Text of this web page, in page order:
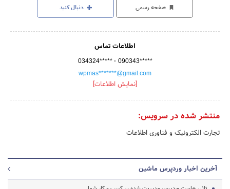
صفحه رسمی دنبال کنید
اطلاعات تماس
034324***** - 090343*****
wpmas*******@gmail.com
[نمایش اطلاعات]
منتشر شده در سرویس:
تجارت الکترونیک و فناوری اطلاعات
آخرین اخبار وردپرس ماشین